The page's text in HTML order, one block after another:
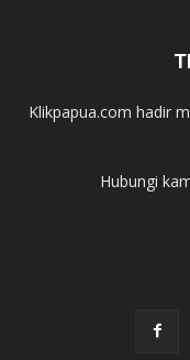
Klikpapua.com hadir
Hubungi